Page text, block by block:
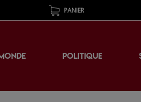
PANIER
POLITIQUE